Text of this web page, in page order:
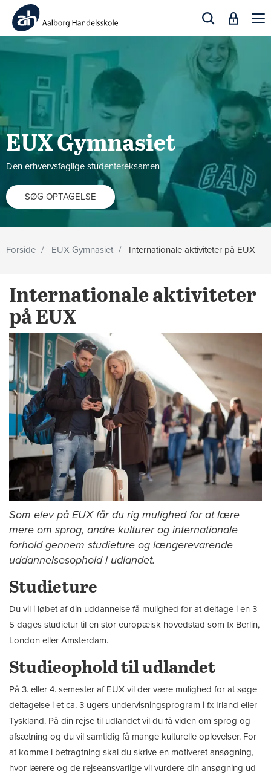
EUX Gymnasiet
Den erhvervsfaglige studentereksamen
SØG OPTAGELSE
Forside EUX Gymnasiet Internationale aktiviteter på EUX
Internationale aktiviteter
på EUX
Som elev på EUX får du rig mulighed for at lære
mere om sprog, andre kulturer og internationale
forhold gennem studieture og længerevarende
uddannelsesophold i udlandet.
Studieture
Du vil i løbet af din uddannelse få mulighed for at deltage i en 3-
5 dages studietur til en stor europæisk hovedstad som fx Berlin,
London eller Amsterdam.
Studieophold til udlandet
På 3. eller 4. semester af EUX vil der være mulighed for at søge
deltagelse i et ca. 3 ugers undervisningsprogram i fx Irland eller
Tyskland. På din rejse til udlandet vil du få viden om sprog og
afsætning og du vil samtidig få mange kulturelle oplevelser. For
at komme i betragtning skal du skrive en motiveret ansøgning,
hvor lærere og de rejseansvarlige vil vurdere din ansøgning ud